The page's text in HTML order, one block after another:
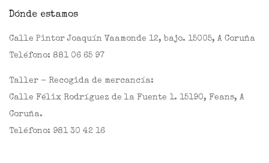
Dónde estamos
Calle Pintor Joaquín Vaamonde 12, bajo. 15005, A Coruña
Teléfono: 881 06 65 97
Taller - Recogida de mercancía:
Calle Félix Rodríguez de la Fuente 1. 15190, Feans, A
Coruña.
Teléfono: 981 30 42 16